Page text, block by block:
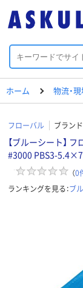
ホーム 物流・
フローバル ブランド
【ブルーシート】
#3000 PBS3-
（0
ランキングを見る：ブ